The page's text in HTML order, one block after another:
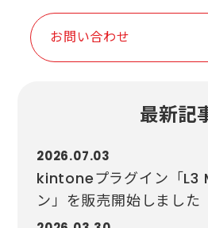
お問い合わせ
最新記
2026.07.03
kintoneプラグイン「L3
ン」を販売開始しました